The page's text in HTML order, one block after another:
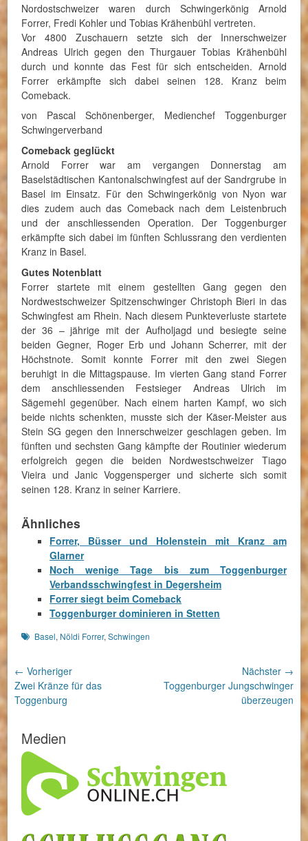
Nordostschweizer waren durch Schwingerkönig Arnold
Forrer, Fredi Kohler und Tobias Krähenbühl vertreten.
Vor 4800 Zuschauern setzte sich der Innerschweizer
Andreas Ulrich gegen den Thurgauer Tobias Krähenbühl
durch und konnte das Fest für sich entscheiden. Arnold
Forrer erkämpfte sich dabei seinen 128. Kranz beim
Comeback.
von Pascal Schönenberger, Medienchef Toggenburger
Schwingerverband
Comeback geglückt
Arnold Forrer war am vergangen Donnerstag am
Baselstädtischen Kantonalschwingfest auf der Sandrgrube in
Basel im Einsatz. Für den Schwingerkönig von Nyon war
dies zudem auch das Comeback nach dem Leistenbruch
und der anschliessenden Operation. Der Toggenburger
erkämpfte sich dabei im fünften Schlussrang den verdienten
Kranz in Basel.
Gutes Notenblatt
Forrer startete mit einem gestellten Gang gegen den
Nordwestschweizer Spitzenschwinger Christoph Bieri in das
Schwingfest am Rhein. Nach diesem Punkteverluste startete
der 36 – jährige mit der Aufholjagd und besiegte seine
beiden Gegner, Roger Erb und Johann Scherrer, mit der
Höchstnote. Somit konnte Forrer mit den zwei Siegen
beruhigt in die Mittagspause. Im vierten Gang stand Forrer
dem anschliessenden Festsieger Andreas Ulrich im
Sägemehl gegenüber. Nach einem harten Kampf, wo sich
beide nichts schenkten, musste sich der Käser-Meister aus
Stein SG gegen den Innerschweizer geschlagen geben. Im
fünften und sechsten Gang kämpfte der Routinier wiederum
erfolgreich gegen die beiden Nordwestschweizer Tiago
Vieira und Janic Voggensperger und sicherte sich somit
seinen 128. Kranz in seiner Karriere.
Ähnliches
Forrer, Büsser und Holenstein mit Kranz am
Glarner
Noch wenige Tage bis zum Toggenburger
Verbandsschwingfest in Degersheim
Forrer siegt beim Comeback
Toggenburger dominieren in Stetten
Schlagworte
Basel, Nöldi Forrer,Schwingen
Beitragsnavigation
← Vorheriger
Vorheriger
Beitrag:
Zwei Kränze für das
Toggenburg
Nächster →
Nächster
Toggenburger Jungschwinger
überzeugen
Medien